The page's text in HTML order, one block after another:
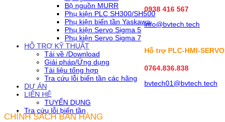
Bộ nguồn MURR
Phụ kiện PLC SH300/SH500
Phụ kiện biến tần Yaskawa
Phụ kiện Servo Sigma 5
Phụ kiện Servo Sigma 7
HỖ TRỢ KỸ THUẬT
Tải về /Download
Giải pháp/Ứng dụng
Tài liệu tổng hợp
Tra cứu lỗi biến tần các hãng
DỰ ÁN
LIÊN HỆ
TUYỂN DỤNG
Tra cứu lỗi biến tần
0938 416 567
info@bvtech.tech
Hỗ trợ PLC-HMI-SERVO
0764.836.838
bvtech01@bvtech.tech
CHÍNH SÁCH BÁN HÀNG